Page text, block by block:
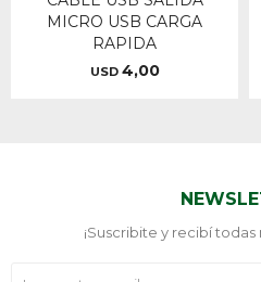
MICRO USB CARGA
RAPIDA
USD 4,00
¡Suscribite y recibí